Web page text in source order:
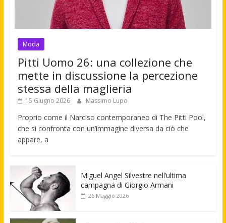
Moda
Pitti Uomo 26: una collezione che
mette in discussione la percezione
stessa della maglieria
15 Giugno 2026 Massimo Lupo
Proprio come il Narciso contemporaneo di The Pitti Pool,
che si confronta con un’immagine diversa da ciò che
appare, a
Miguel Angel Silvestre nell’ultima
campagna di Giorgio Armani
26 Maggio 2026